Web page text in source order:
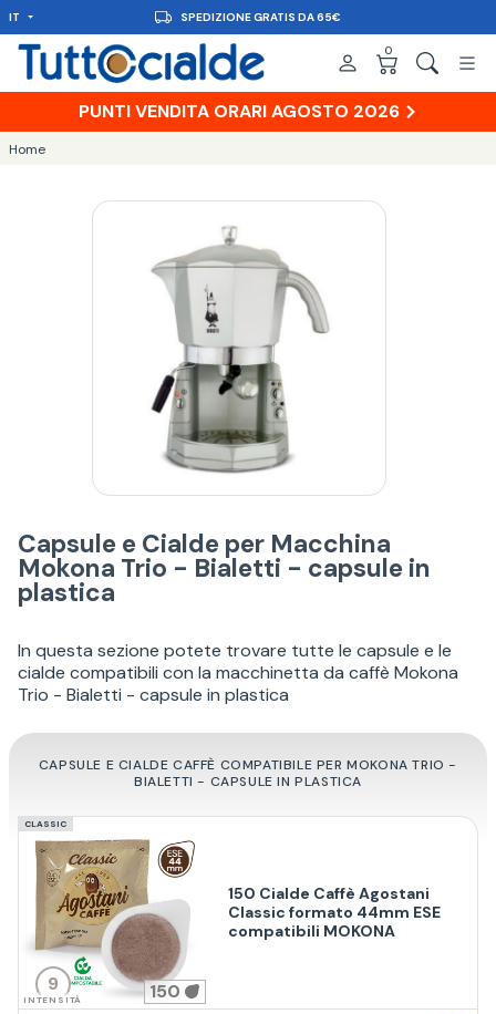
IT CONSEGNA IN 48H
0
PUNTI VENDITA ORARI AGOSTO 2026
Home
Capsule e Cialde per Macchina
Mokona Trio - Bialetti - capsule in
plastica
In questa sezione potete trovare tutte le capsule e le
cialde compatibili con la macchinetta da caffè Mokona
Trio - Bialetti - capsule in plastica
CAPSULE E CIALDE CAFFÈ COMPATIBILE PER MOKONA TRIO -
BIALETTI - CAPSULE IN PLASTICA
CLASSIC
9
INTENSITÀ 150
150 Cialde Caffè Agostani
Classic formato 44mm ESE
compatibili MOKONA